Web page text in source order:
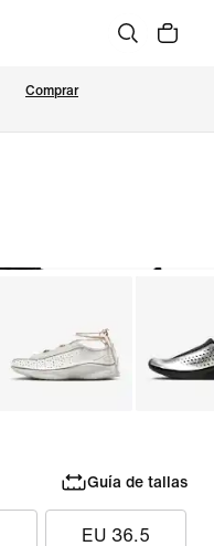
Comprar
Guía de tallas
EU 36.5